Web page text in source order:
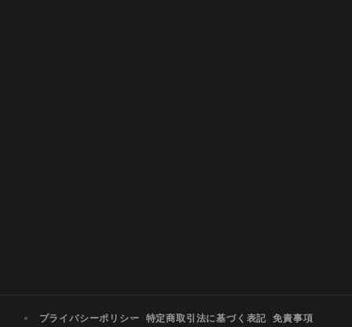
プライバシーポリシー 特定商取引法に基づく表記 免責事項